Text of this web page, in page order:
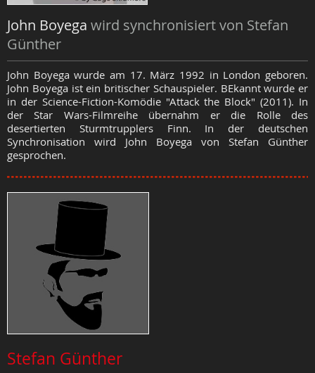
John Boyega wird synchronisiert von Stefan
Günther
John Boyega wurde am 17. März 1992 in London geboren.
John Boyega ist ein britischer Schauspieler. BEkannt wurde er
in der Science-Fiction-Komödie "Attack the Block" (2011). In
der Star Wars-Filmreihe übernahm er die Rolle des
desertierten Sturmtrupplers Finn. In der deutschen
Synchronisation wird John Boyega von Stefan Günther
gesprochen.
Stefan Günther